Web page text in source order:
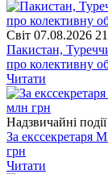
Свiт 07.08.2026
Пакистан,
про колективну
Читати
Надзвичайні події
За екссекретаря
грн
Читати